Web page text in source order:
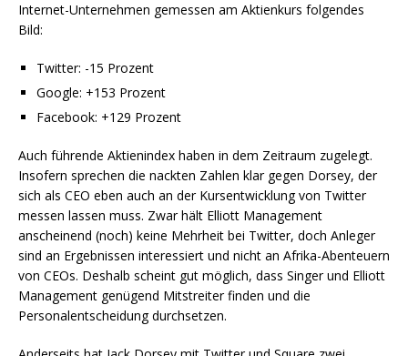
Internet-Unternehmen gemessen am Aktienkurs folgendes
Bild:
Twitter: -15 Prozent
Google: +153 Prozent
Facebook: +129 Prozent
Auch führende Aktienindex haben in dem Zeitraum zugelegt.
Insofern sprechen die nackten Zahlen klar gegen Dorsey, der
sich als CEO eben auch an der Kursentwicklung von Twitter
messen lassen muss. Zwar hält Elliott Management
anscheinend (noch) keine Mehrheit bei Twitter, doch Anleger
sind an Ergebnissen interessiert und nicht an Afrika-Abenteuern
von CEOs. Deshalb scheint gut möglich, dass Singer und Elliott
Management genügend Mitstreiter finden und die
Personalentscheidung durchsetzen.